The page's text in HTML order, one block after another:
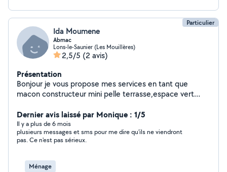
Particulier
Ida Moumene
Abmac
Lons-le-Saunier (Les Mouillères)
2,5/5 (2 avis)
Présentation
Bonjour je vous propose mes services en tant que
macon constructeur mini pelle terrasse,espace vert
rapide et trés expérimenté .
Dernier avis laissé par Monique : 1/5
Il y a plus de 6 mois
plusieurs messages et sms pour me dire qu'ils ne viendront
pas. Ce n'est pas sérieux.
Ménage